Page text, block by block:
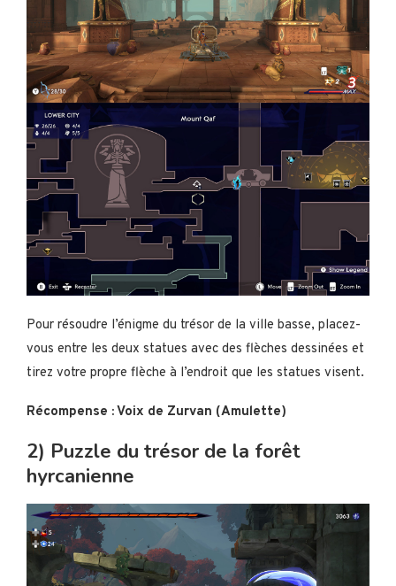
Pour résoudre l’énigme du trésor de la ville basse, placez-
vous entre les deux statues avec des flèches dessinées et
tirez votre propre flèche à l’endroit que les statues visent.
Récompense : Voix de Zurvan (Amulette)
2) Puzzle du trésor de la forêt
hyrcanienne